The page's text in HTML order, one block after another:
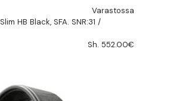
Varastossa
HB Black, SFA. SNR:31 /
Sh. 552.00€